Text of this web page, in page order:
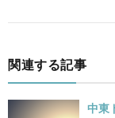
関連する記事
中東